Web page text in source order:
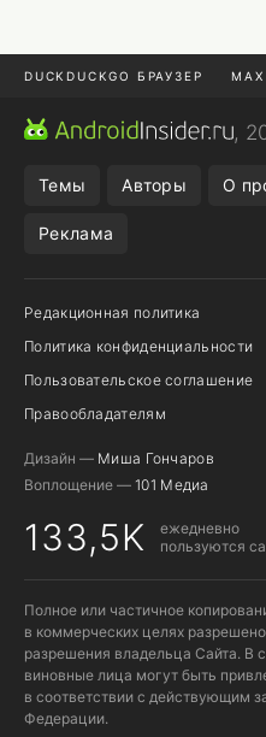
DUCKDUCKGO БРАУЗЕР
ПРИЛОЖЕНИЯ ANDROID
,
Темы Авторы О
Реклама
Редакционная политика
Политика конфиденциальности
Пользовательское соглашение
Правообладателям
Дизайн — Миша Гончаров
Воплощение — 101 Медиа
133,5K
ежедневно
пользуются
Полное или частичное
в коммерческих целях
разрешения владельца Сайта. В
виновные лица могут быть
в соответствии с действующим
Федерации.